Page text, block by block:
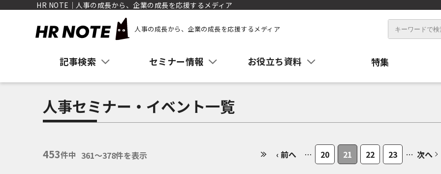
HR NOTE｜人事の成長から、企業の成長を応援するメディア
人事の成長から、企業の成長を応援するメディア
記事検索 セミナー情報 お役立ち資料 特集
人事セミナー・イベント一覧
453件中 361〜378件を表示 ‹ 前へ … 20 21 22 23 … 次へ